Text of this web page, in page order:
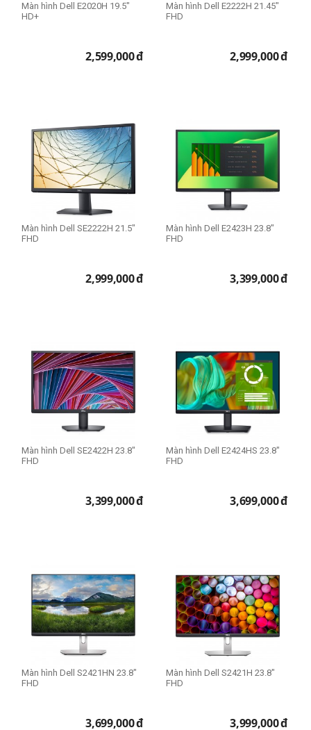
Màn hình Dell E2020H 19.5"
HD+
2,599,000đ
Màn hình Dell E2222H 21.45"
FHD
2,999,000đ
Màn hình Dell SE2222H 21.5"
FHD
2,999,000đ
Màn hình Dell E2423H 23.8"
FHD
3,399,000đ
Màn hình Dell SE2422H 23.8"
FHD
3,399,000đ
Màn hình Dell E2424HS 23.8"
FHD
3,699,000đ
Màn hình Dell S2421HN 23.8"
FHD
3,699,000đ
Màn hình Dell S2421H 23.8"
FHD
3,999,000đ